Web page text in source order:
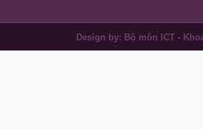
Design by: Bộ môn ICT -